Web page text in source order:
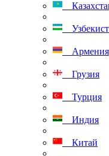
Армения
Грузия
Турция
Индия
Китай